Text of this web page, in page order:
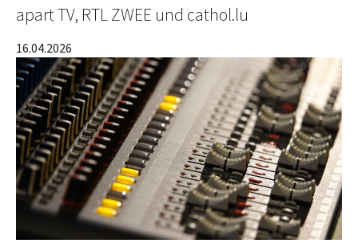
apart TV, RTL ZWEE und cathol.lu
16.04.2026